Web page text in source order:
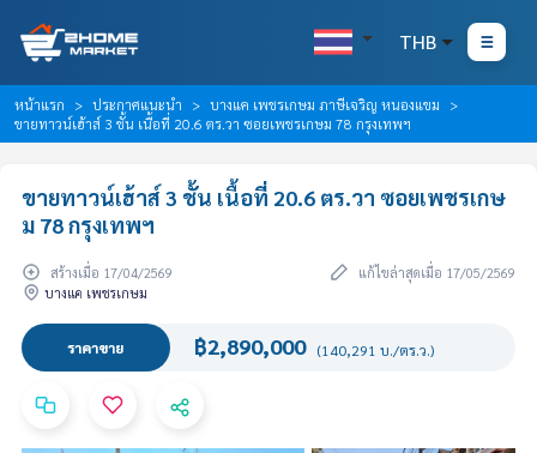
THB
หน้าแรก ประกาศแนะนำ
บางแค เพชรเกษม ภาษีเจริญ หนองแขม
ขายทาวน์เฮ้าส์ 3 ชั้น เนื้อที่ 20.6 ตร.วา ซอยเพชรเกษม 78 กรุงเทพฯ
ขายทาวน์เฮ้าส์ 3 ชั้น เนื้อที่ 20.6 ตร.วา ซอยเพชรเกษ
ม 78 กรุงเทพฯ
สร้างเมื่อ 17/04/2569
แก้ไขล่าสุดเมื่อ 17/05/2569
บางแค เพชรเกษม
ราคาขาย ฿2,890,000 (140,291 บ./ตร.ว.)